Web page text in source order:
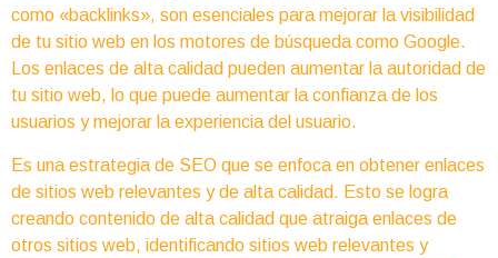
como «backlinks», son esenciales para mejorar la visibilidad
de tu sitio web en los motores de búsqueda como Google.
Los enlaces de alta calidad pueden aumentar la autoridad de
tu sitio web, lo que puede aumentar la confianza de los
usuarios y mejorar la experiencia del usuario.
Es una estrategia de SEO que se enfoca en obtener enlaces
de sitios web relevantes y de alta calidad. Esto se logra
creando contenido de alta calidad que atraiga enlaces de
otros sitios web, identificando sitios web relevantes y